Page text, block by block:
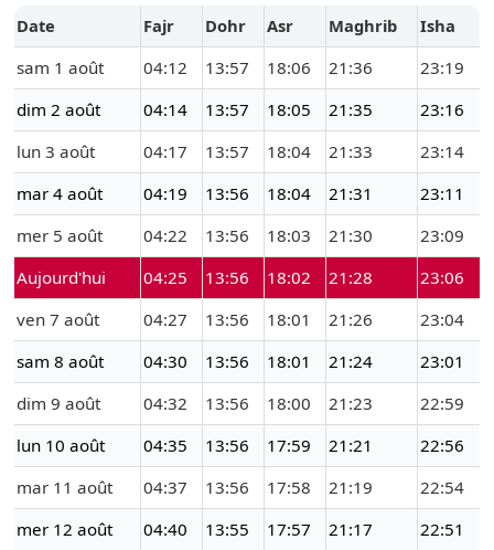
Date Fajr Dohr Asr Maghrib
Isha
sam 1 août
04:12 13:57 18:06 21:36
23:19
dim 2 août
04:14 13:57 18:05 21:35
23:16
lun 3 août
04:17 13:57 18:04 21:33
23:14
mar 4 août
04:19 13:56 18:04 21:31
23:11
mer 5 août
04:22 13:56 18:03 21:30
23:09
Aujourd'hui
04:25 13:56 18:02 21:28
23:06
ven 7 août
04:27 13:56 18:01 21:26
23:04
sam 8 août
04:30 13:56 18:01 21:24
23:01
dim 9 août
04:32 13:56 18:00 21:23
22:59
lun 10 août
04:35 13:56 17:59 21:21
22:56
mar 11 août
04:37 13:56 17:58 21:19
22:54
mer 12 août
04:40 13:55 17:57 21:17
22:51